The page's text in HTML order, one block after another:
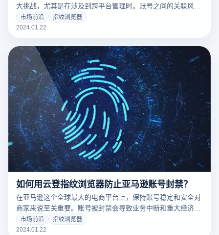
大挑战，尤其是在涉及到跨平台管理时。账号之间的关联风
险、数据安全性和效率问题都是管理者需要面对的难题。在这
样的背景下，云登指纹浏览器作为一种新兴的浏览器技术，提
扰。
市场前沿
指纹浏览器
2024.01.22
如何用云登指纹浏览器防止亚马逊账号封禁？
在亚马逊这个全球最大的电商平台上，保持账号稳定和安全对
商家来说至关重要。账号被封禁会导致业务中断和重大经济损
失。云登指纹浏览器作为一种新兴的解决方案，通过其独特的
功能帮助用户有效防止账号被封禁。
市场前沿
指纹浏览器
2024.01.22